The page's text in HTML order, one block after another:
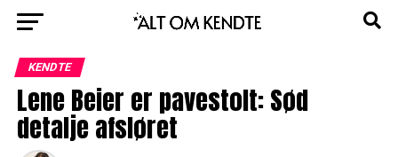
KENDTE
Lene Beier er pavestolt: Sød
detalje afsløret